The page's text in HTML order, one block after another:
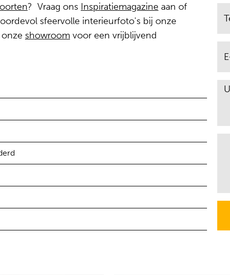
? Vraag ons Inspiratiemagazine aan of
sfeervolle interieurfoto's bij onze
showroom voor een vrijblijvend